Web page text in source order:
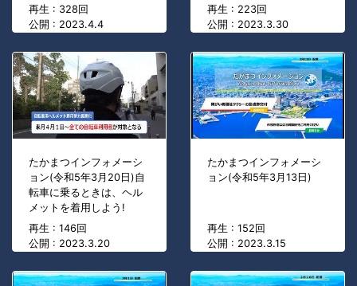
再生 : 328回
公開 : 2023.4.4
再生 : 223回
公開 : 2023.3.30
たかまつインフォメーシ
ョン(令和5年3月20日)自
転車に乗るときは、ヘル
メットを着用しよう!
再生 : 146回
公開 : 2023.3.20
たかまつインフォメーシ
ョン(令和5年3月13日)
再生 : 152回
公開 : 2023.3.15